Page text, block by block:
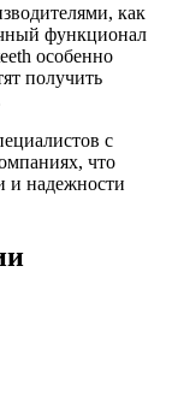
как
функционал
особенно
получить
с
что
и надежности